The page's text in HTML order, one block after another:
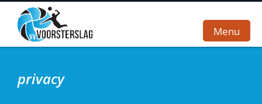
Home
Menu
privacy